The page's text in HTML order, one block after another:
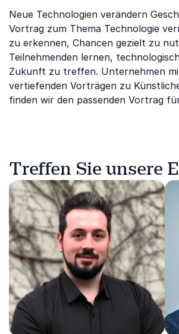
Neue Technologien verändern
Vortrag zum Thema Technologie
zu erkennen, Chancen gezielt zu
Teilnehmenden lernen,
Zukunft zu treffen. Unternehmen
vertiefenden Vorträgen zu
finden wir den passenden Vortrag
Treffen Sie unsere